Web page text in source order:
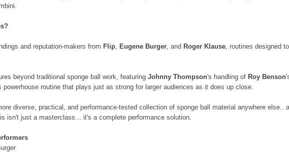
and reputation-makers from Flip Eugene Burger , and Roger Klause , routines designed
beyond traditional sponge ball work, featuring Johnny Thompson's handling of Roy Benson
powerhouse routine that plays just as strong for larger audiences as it does up close.
diverse, practical, and performance-tested collection of sponge ball material anywhere else..
isn't just a masterclass... it's a complete performance solution.